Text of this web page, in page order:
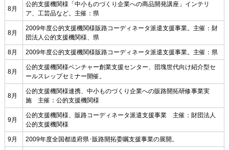
8月
公的支援機関様「中小ものづくり企業への商品開発講座」インテリ
ア、工芸品など。主催：県
8月
2009年度公的支援機関様販路コーディネータ派遣支援事業。主催：財
団法人公的支援機関様、県
8月 2009年度公的支援機関様販路コーディネータ派遣支援事業。主催：県
8月
公的支援機関様ベンチャー創業支援センター、団塊世代向け紹介型セ
ールスレップセミナー開催。
8月
公的支援機関様連携、中小ものづくり企業への販路開拓研修事業実
施 主催：公的支援機関様
9月
公的支援機関様、販路コーディネータ派遣支援事業 主催：財団法人
公的支援機関様
9月 2009年度全国都道府県･販路開拓委嘱支援事業の展開。